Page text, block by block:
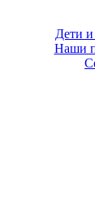
Дети и
Наши